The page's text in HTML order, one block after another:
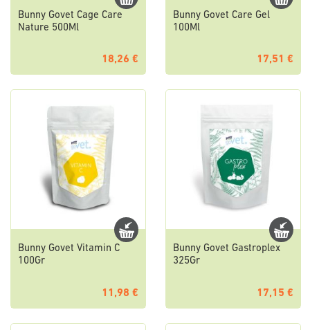
Bunny Govet Cage Care
Nature 500Ml
18,26 €
Bunny Govet Care Gel
100Ml
17,51 €
Bunny Govet Vitamin C
100Gr
11,98 €
Bunny Govet Gastroplex
325Gr
17,15 €